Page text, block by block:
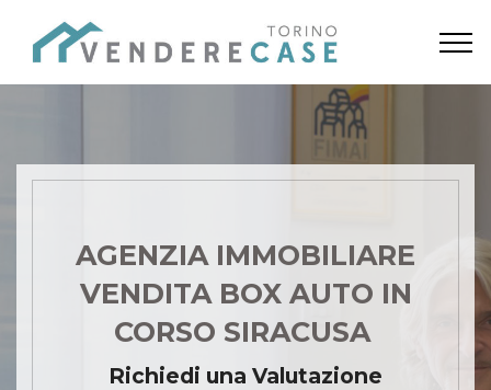
AGENZIA IMMOBILIARE
VENDITA BOX AUTO IN
CORSO SIRACUSA
Richiedi una Valutazione